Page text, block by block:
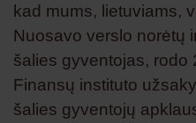
kad mums, lietuviams,
Nuosavo verslo norėtų
šalies gyventojas, rodo
Finansų instituto
šalies gyventojų